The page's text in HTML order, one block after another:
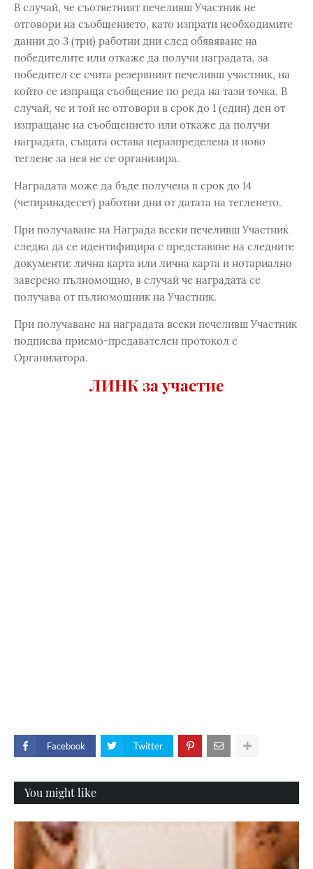
В случай, че съответният печеливш Участник не
отговори на съобщението, като изпрати необходимите
данни до 3 (три) работни дни след обявяване на
победителите или откаже да получи наградата, за
победител се счита резервният печеливш участник, на
който се изпраща съобщение по реда на тази точка. В
случай, че и той не отговори в срок до 1 (един) ден от
изпращане на съобщението или откаже да получи
наградата, същата остава неразпределена и ново
теглене за нея не се организира.
Наградата може да бъде получена в срок до 14
(четиринадесет) работни дни от датата на тегленето.
При получаване на Награда всеки печеливш Участник
следва да се идентифицира с представяне на следните
документи: лична карта или лична карта и нотариално
заверено пълномощно, в случай че наградата се
получава от пълномощник на Участник.
При получаване на наградата всеки печеливш Участник
подписва приемо-предавателен протокол с
Организатора.
ЛИНК за участие
Facebook Twitter
You might like